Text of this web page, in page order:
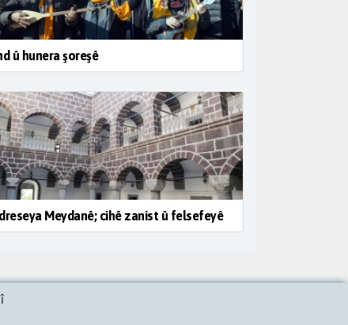
û hunera şoreşê
Meydanê; cihê zanist û felsefeyê